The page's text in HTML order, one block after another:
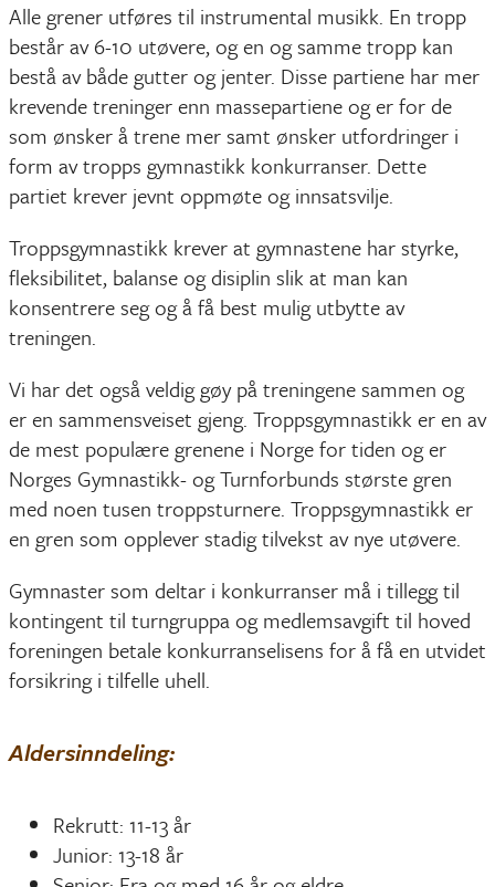
Alle grener utføres til instrumental musikk. En tropp
består av 6-10 utøvere, og en og samme tropp kan
bestå av både gutter og jenter. Disse partiene har mer
krevende treninger enn massepartiene og er for de
som ønsker å trene mer samt ønsker utfordringer i
form av tropps gymnastikk konkurranser. Dette
partiet krever jevnt oppmøte og innsatsvilje.
Troppsgymnastikk krever at gymnastene har styrke,
fleksibilitet, balanse og disiplin slik at man kan
konsentrere seg og å få best mulig utbytte av
treningen.
Vi har det også veldig gøy på treningene sammen og
er en sammensveiset gjeng. Troppsgymnastikk er en av
de mest populære grenene i Norge for tiden og er
Norges Gymnastikk- og Turnforbunds største gren
med noen tusen troppsturnere. Troppsgymnastikk er
en gren som opplever stadig tilvekst av nye utøvere.
Gymnaster som deltar i konkurranser må i tillegg til
kontingent til turngruppa og medlemsavgift til hoved
foreningen betale konkurranselisens for å få en utvidet
forsikring i tilfelle uhell.
Aldersinndeling:
Rekrutt: 11-13 år
Junior: 13-18 år